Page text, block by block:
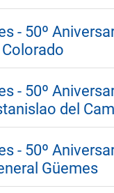
- 50º
- 50º
del
- 50º
Güemes